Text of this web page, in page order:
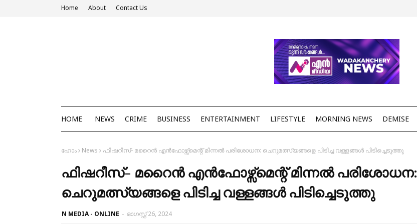
Home About Contact Us
HOME NEWS CRIME BUSINESS ENTERTAINMENT LIFESTYLE MORNING NEWS DEMISE
ഹോം News ഫിഷറീസ്- മറൈൻ എൻഫോഴ്സ്മെന്റ് മിന്നൽ പരിശോധന: ചെറുമത്സ്യങ്ങളെ പിടിച്ച വള്ളങ്ങൾ പിടിച്ചെടുത്തു
ഫിഷറീസ്- മറൈൻ എൻഫോഴ്സ്മെന്റ് മിന്നൽ പരിശോധന:
ചെറുമത്സ്യങ്ങളെ പിടിച്ച വള്ളങ്ങൾ പിടിച്ചെടുത്തു
N MEDIA - ONLINE - ഓഗസ്റ്റ് 26, 2024